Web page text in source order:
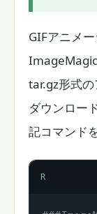
GIFアニメ
tar.gz形式
ダウンロー
記コマンド
R